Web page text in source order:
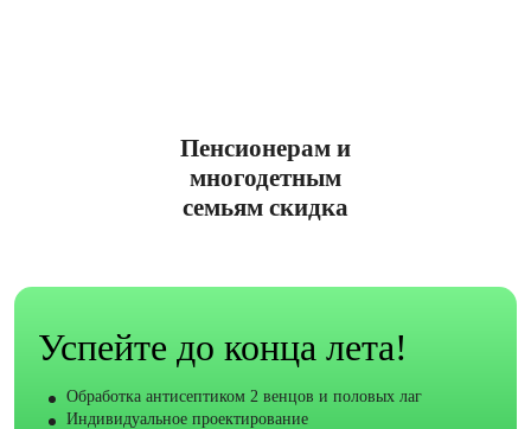
Пенсионерам и
многодетным
семьям скидка
Успейте до конца лета!
Обработка антисептиком 2 венцов и половых лаг
Индивидуальное проектирование